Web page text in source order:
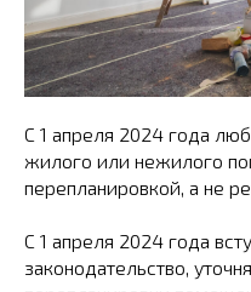
С 1 апреля 2024 года
жилого или нежилого
перепланировкой, а не
С 1 апреля 2024 года
законодательство,